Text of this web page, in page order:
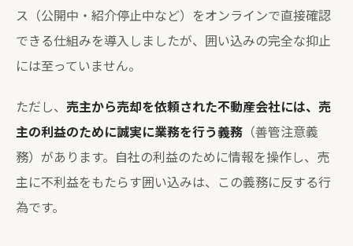
ス（公開中・紹介停止中など）をオンラインで直接確認
できる仕組みを導入しましたが、囲い込みの完全な抑止
には至っていません。
ただし、 売主から売却を依頼された不動産会社には、売
主の利益のために誠実に業務を行う義務 （善管注意義
務）があります。自社の利益のために情報を操作し、売
主に不利益をもたらす囲い込みは、この義務に反する行
為です。